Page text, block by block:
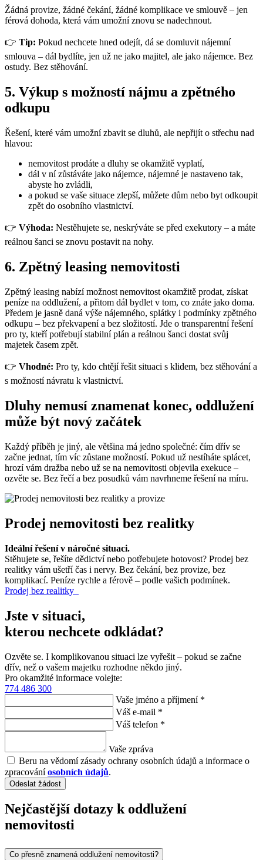
Žádná provize, žádné čekání, žádné komplikace ve smlouvě – jen
férová dohoda, která vám umožní znovu se nadechnout.
👉 Tip: Pokud nechcete hned odejít, dá se domluvit nájemní
smlouva – dál bydlíte, jen už ne jako majitel, ale jako nájemce. Bez
ostudy. Bez stěhování.
5. Výkup s možností nájmu a zpětného
odkupu
Řešení, které vám umožní zbavit se dluhů, ale nepřijít o střechu nad
hlavou:
nemovitost prodáte a dluhy se okamžitě vyplatí,
dál v ní zůstáváte jako nájemce, nájemné je nastaveno tak,
abyste ho zvládli,
a pokud se vaše situace zlepší, můžete dům nebo byt odkoupit
zpět do osobního vlastnictví.
👉 Výhoda: Nestěhujete se, neskrýváte se před exekutory – a máte
reálnou šanci se znovu postavit na nohy.
6. Zpětný leasing nemovitosti
Zpětný leasing nabízí možnost nemovitost okamžitě prodat, získat
peníze na oddlužení, a přitom dál bydlet v tom, co znáte jako doma.
Předem je jasně daná výše nájemného, splátky i podmínky zpětného
odkupu – bez překvapení a bez složitostí. Jde o transparentní řešení
pro ty, kteří potřebují stabilní plán a reálnou šanci dostat svůj
majetek časem zpět.
👉 Vhodné: Pro ty, kdo chtějí řešit situaci s klidem, bez stěhování a
s možností návratu k vlastnictví.
Dluhy nemusí znamenat konec, oddlužení
může být nový začátek
Každý příběh je jiný, ale většina má jedno společné: čím dřív se
začne jednat, tím víc zůstane možností. Pokud už nestíháte splácet,
hrozí vám dražba nebo už se na nemovitosti objevila exekuce –
ozvěte se. Bez řečí a bez posudků vám navrhneme řešení na míru.
Prodej nemovitosti bez realitky
Ideální řešení v náročné situaci.
Stěhujete se, řešíte dědictví nebo potřebujete hotovost? Prodej bez
realitky vám ušetří čas i nervy. Bez čekání, bez provize, bez
komplikací. Peníze rychle a férově – podle vašich podmínek.
Prodej bez realitky
Jste v situaci,
kterou nechcete odkládat?
Ozvěte se. I komplikovanou situaci lze vyřešit – pokud se začne
dřív, než o vašem majetku rozhodne někdo jiný.
Pro okamžité informace volejte:
774 486 300
Vaše jméno a příjmení *
Váš e-mail *
Váš telefon *
Vaše zpráva
Beru na vědomí zásady ochrany osobních údajů a informace o
zpracováníosobních údajů.
Odeslat žádost
Nejčastější dotazy k oddlužení
nemovitosti
Co přesně znamená oddlužení nemovitosti?